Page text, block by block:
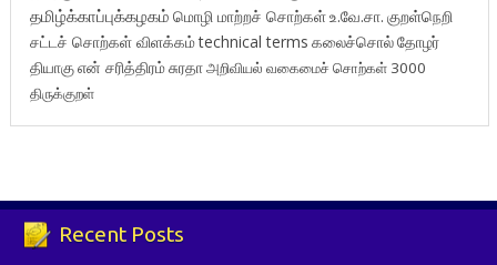
தமிழ்க்காப்புக்கழகம் மொழி மாற்றச் சொற்கள்உ.வே.சா. குறள்நெறி
சட்டச் சொற்கள் விளக்கம்technical terms கலைச்சொல்தோழர்
தியாகுஎன் சரித்திரம்சுரதாஅறிவியல் வகைமைச் சொற்கள் 3000
திருக்குறள்
Recent Posts